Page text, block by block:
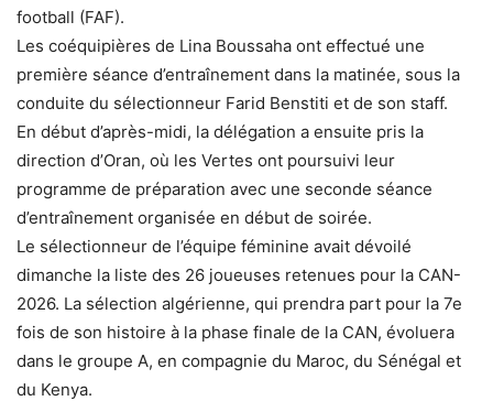
football (FAF).
Les coéquipières de Lina Boussaha ont effectué une
première séance d’entraînement dans la matinée, sous la
conduite du sélectionneur Farid Benstiti et de son staff.
En début d’après-midi, la délégation a ensuite pris la
direction d’Oran, où les Vertes ont poursuivi leur
programme de préparation avec une seconde séance
d’entraînement organisée en début de soirée.
Le sélectionneur de l’équipe féminine avait dévoilé
dimanche la liste des 26 joueuses retenues pour la CAN-
2026. La sélection algérienne, qui prendra part pour la 7e
fois de son histoire à la phase finale de la CAN, évoluera
dans le groupe A, en compagnie du Maroc, du Sénégal et
du Kenya.